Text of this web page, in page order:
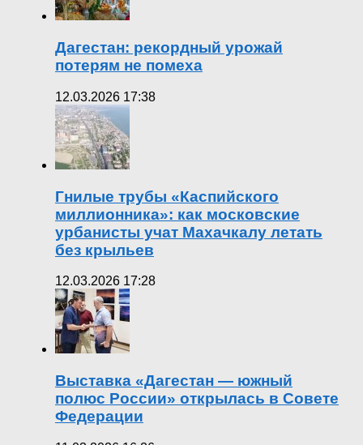
Дагестан: рекордный урожай
потерям не помеха
12.03.2026 17:38
Гнилые трубы «Каспийского
миллионника»: как московские
урбанисты учат Махачкалу летать
без крыльев
12.03.2026 17:28
Выставка «Дагестан — южный
полюс России» открылась в Совете
Федерации